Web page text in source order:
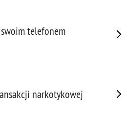
swoim telefonem
narkotykowej